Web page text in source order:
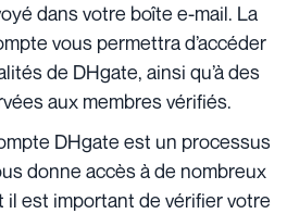
dans votre boîte e-mail. La
vous permettra d’accéder
de DHgate, ainsi qu’à des
aux membres vérifiés.
DHgate est un processus
donne accès à de nombreux
il est important de vérifier votre